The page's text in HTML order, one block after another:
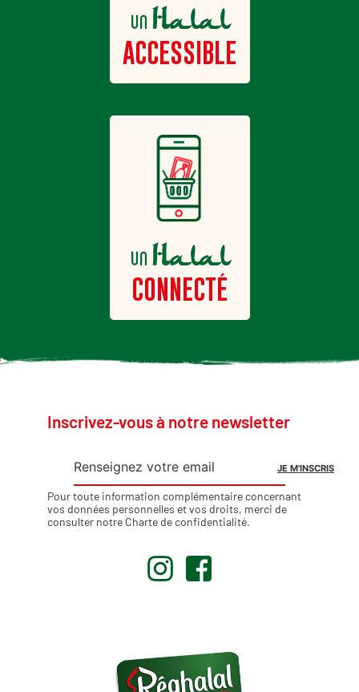
unHalal
ACCESSIBLE
unHalal
CONNECTÉ
Inscrivez-vous à notre newsletter
Pour toute information complémentaire concernant
vos données personnelles et vos droits, merci de
consulter notre Charte de confidentialité.
. .